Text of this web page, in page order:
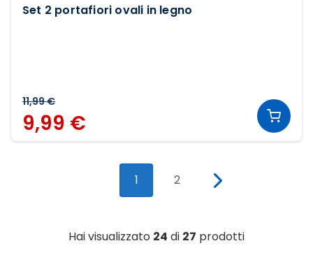
Set 2 portafiori ovali in legno
11,99 €
9,99 €
1 2
Hai visualizzato 24 di 27 prodotti